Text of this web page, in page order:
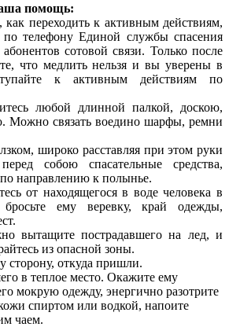
помощь:
переходить к активным действиям,
по телефону Единой службы спасения
сотовой связи. Только после
что медлить нельзя и вы уверены в
к активным действиям по
любой длинной палкой, доскою,
Можно связать воедино шарфы, ремни
широко расставляя при этом руки
собою спасательные средства,
направлению к полынье.
от находящегося в воде человека в
бросьте ему веревку, край одежды,
пострадавшего на лед, и
из опасной зоны.
откуда пришли.
в теплое место. Окажите ему
мокрую одежду, энергично разотрите
спиртом или водкой, напоите
чаем.